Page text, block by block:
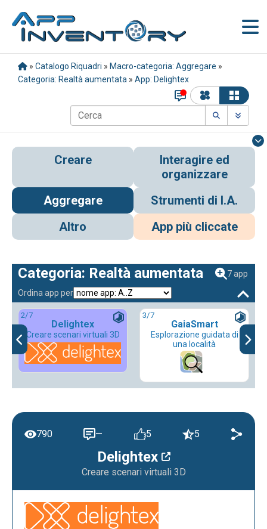
» Catalogo Riquadri » Macro-categoria: Aggregare »
Categoria: Realtà aumentata » App: Delightex
Creare
Interagire ed
organizzare
Aggregare
Strumenti di I.A.
Altro
App più cliccate
Categoria: Realtà aumentata
7 app
Ordina app per
2/7
Delightex
Creare scenari virtuali 3D
3/7
GaiaSmart
Esplorazione guidata di
una località
Delightex
Creare scenari virtuali 3D
790 — 5 5